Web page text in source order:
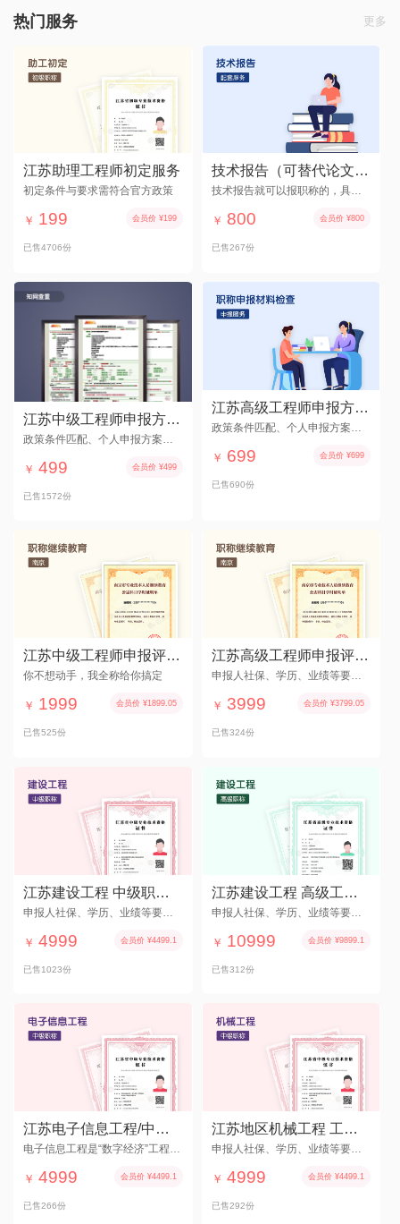
热门服务 更多
江苏助理工程师初定服务
初定条件与要求需符合官方政策
￥ 199 会员价 ¥199
已售4706份
技术报告（可替代论文使用）
技术报告就可以报职称的，具体看各专业文件
￥ 800 会员价 ¥800
已售267份
江苏中级工程师申报方案服务套餐
￥ 499 会员价 ¥499
已售1572份
江苏高级工程师申报方案服务套餐
政策条件匹配、个人申报方案、评审材料与网报规范检查
￥ 699 会员价 ¥699
已售690份
江苏中级工程师申报评审材料规划 整理服务
你不想动手，我全称给你搞定
￥ 1999 会员价 ¥1899.05
已售525份
江苏高级工程师申报评审材料规划 整理服务
申报人社保、学历、业绩等要符合要求
￥ 3999 会员价 ¥3799.05
已售324份
江苏建设工程 中级职称 评审申报服务
￥ 4999 会员价 ¥4499.1
已售1023份
江苏建设工程 高级工程师职称评审服务
申报人社保、学历、业绩等要符合要求
￥ 10999 会员价 ¥9899.1
已售312份
江苏电子信息工程/中级工程师职称/评审服务
电子信息工程是“数字经济”工程子专业
￥ 4999 会员价 ¥4499.1
已售266份
江苏地区机械工程 工程师职称 评审服务
申报人社保、学历、业绩等要符合要求
￥ 4999 会员价 ¥4499.1
已售292份